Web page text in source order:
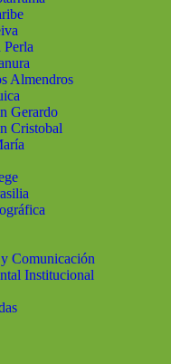
Almendros
Gerardo
Cristobal
Comunicación
Institucional